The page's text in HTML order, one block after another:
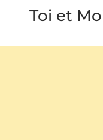
Toi et